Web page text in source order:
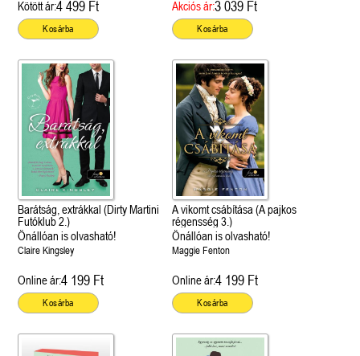
Kötött ár:4 499 Ft
Kosárba
Akciós ár:3 039 Ft
Kosárba
Barátság, extrákkal (Dirty Martini
Futóklub 2.)
Önállóan is olvasható!
Claire Kingsley
Online ár:4 199 Ft
Kosárba
A vikomt csábítása (A pajkos
régensség 3.)
Önállóan is olvasható!
Maggie Fenton
Online ár:4 199 Ft
Kosárba